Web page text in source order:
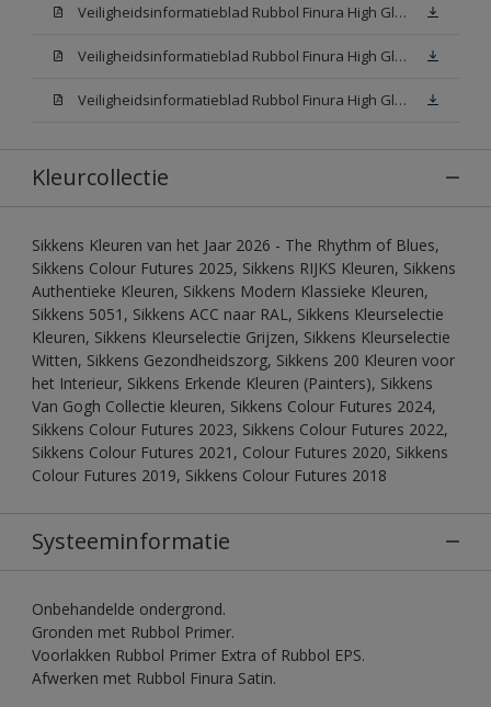
Veiligheidsinformatieblad Rubbol Finura High Gloss W05 (MSDS)
Veiligheidsinformatieblad Rubbol Finura High Gloss White (MSDS)
Veiligheidsinformatieblad Rubbol Finura High Gloss N00 (MSDS)
Kleurcollectie
Sikkens Kleuren van het Jaar 2026 - The Rhythm of Blues,
Sikkens Colour Futures 2025, Sikkens RIJKS Kleuren, Sikkens
Authentieke Kleuren, Sikkens Modern Klassieke Kleuren,
Sikkens 5051, Sikkens ACC naar RAL, Sikkens Kleurselectie
Kleuren, Sikkens Kleurselectie Grijzen, Sikkens Kleurselectie
Witten, Sikkens Gezondheidszorg, Sikkens 200 Kleuren voor
het Interieur, Sikkens Erkende Kleuren (Painters), Sikkens
Van Gogh Collectie kleuren, Sikkens Colour Futures 2024,
Sikkens Colour Futures 2023, Sikkens Colour Futures 2022,
Sikkens Colour Futures 2021, Colour Futures 2020, Sikkens
Colour Futures 2019, Sikkens Colour Futures 2018
Systeeminformatie
Onbehandelde ondergrond.
Gronden met Rubbol Primer.
Voorlakken Rubbol Primer Extra of Rubbol EPS.
Afwerken met Rubbol Finura Satin.